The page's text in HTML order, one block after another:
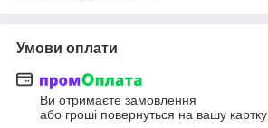
Умови оплати
Ви отримаєте замовлення
або гроші повернуться на вашу картку